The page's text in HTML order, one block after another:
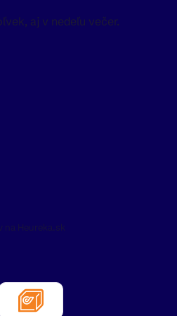
aj v nedeľu večer.
na Heureka.sk